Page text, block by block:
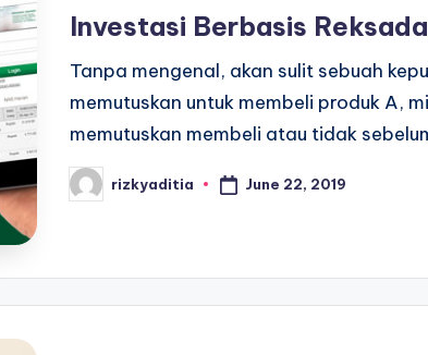
Investasi Berbasis
Tanpa mengenal, akan sulit sebuah
memutuskan untuk membeli produk A,
memutuskan membeli atau tidak
Posted
by
rizkyaditia June 22, 2019